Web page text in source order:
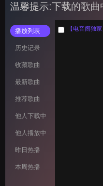
温馨提示:下载的歌
播放列表
历史记录
收藏歌曲
最新歌曲
推荐歌曲
他人下载中
他人播放中
昨日热播
本周热播
【电音阁独